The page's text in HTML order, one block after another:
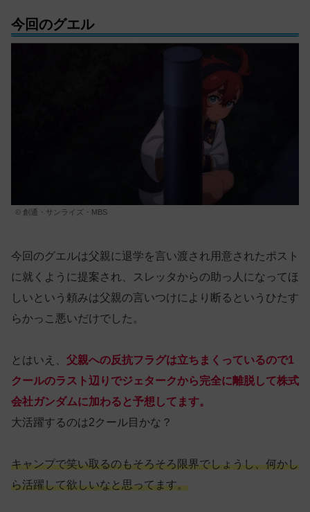
今回のグエル
© 創通・サンライズ・MBS
今回のグエルは父親に退学を言い渡され用意されたポスト
に就くように提案され、スレッタからの助っ人になってほ
しいという頼みは父親の言いつけにより断るというひたす
らかっこ悪いだけでした。
とはいえ、 父親への反抗フラグは立ちまくっているので1
クールのラスト辺りでジェタークから完全に離脱して株式
会社ガンダムに加わると予想してます。
大活躍するのは2クール目かな？
キャンプで笑い取るのもそろそろ限界でしょうし、何かし
ら活躍して欲しいなと思ってます。